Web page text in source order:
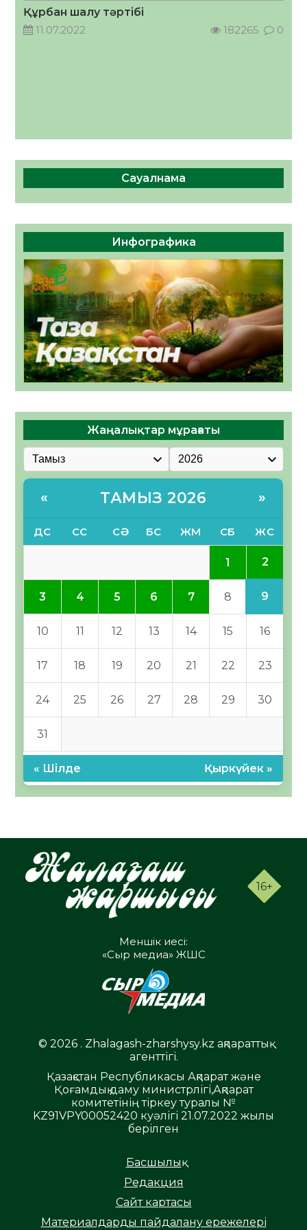
Құрбан шалу тәртібі
11.07.2022
182265 0
Сауалнама
Инфографика
Жаңалықтар мұрағаты
« ТАМЫЗ 2026 »
ДС СС СӘ БС ЖМ СБ ЖС
1 2
3 4 5 6 7 8 9
10 11 12 13 14 15 16
17 18 19 20 21 22 23
24 25 26 27 28 29 30
31
« Шілде Қыркүйек »
16+
Меншік иесі:
«Сыр медиа» ЖШС
© 2026 . Zhalagash-zharshysy.kz ақпараттық
агенттігі.
Қазақстан Республикасы Ақпарат және
Қоғамдық даму министрлігі,Ақпарат
комитетінің тіркеу туралы №
KZ91VPY00052420 куәлігі 21.07.2022 жылы
берілген
Басшылық
Редакция
Сайт картасы
Материалдарды пайдалану ережелері